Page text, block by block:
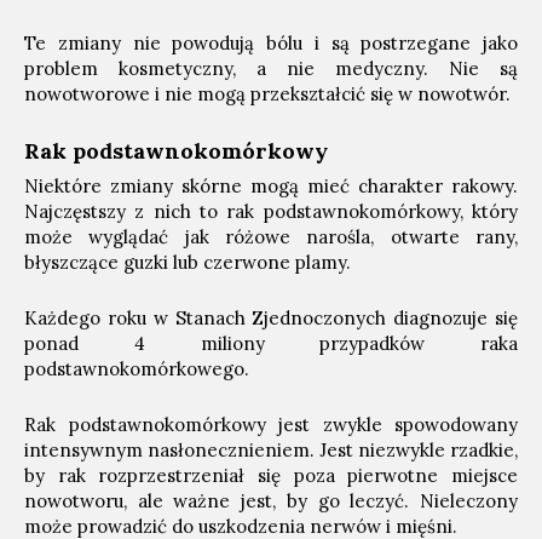
Te zmiany nie powodują bólu i są postrzegane jako
problem kosmetyczny, a nie medyczny. Nie są
nowotworowe i nie mogą przekształcić się w nowotwór.
Rak podstawnokomórkowy
Niektóre zmiany skórne mogą mieć charakter rakowy.
Najczęstszy z nich to rak podstawnokomórkowy, który
może wyglądać jak różowe narośla, otwarte rany,
błyszczące guzki lub czerwone plamy.
Każdego roku w Stanach Zjednoczonych diagnozuje się
ponad 4 miliony przypadków raka
podstawnokomórkowego.
Rak podstawnokomórkowy jest zwykle spowodowany
intensywnym nasłonecznieniem. Jest niezwykle rzadkie,
by rak rozprzestrzeniał się poza pierwotne miejsce
nowotworu, ale ważne jest, by go leczyć. Nieleczony
może prowadzić do uszkodzenia nerwów i mięśni.